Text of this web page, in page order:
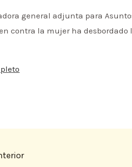
general adjunta para
contra la mujer ha